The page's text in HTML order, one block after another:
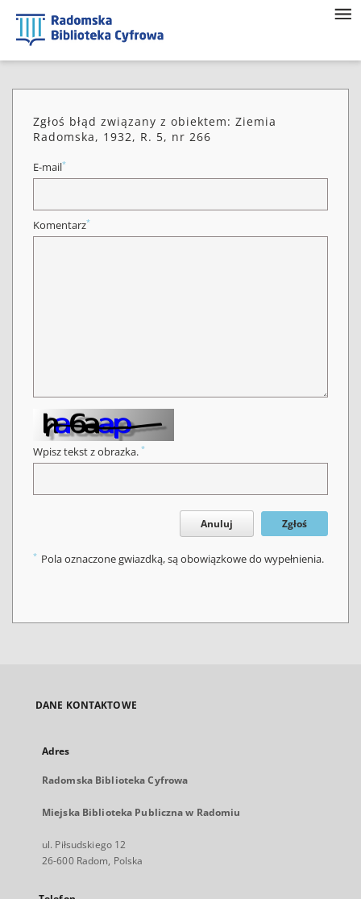
Zgłoś błąd związany z obiektem: Ziemia
Radomska, 1932, R. 5, nr 266
E-mail*
Komentarz*
Wpisz tekst z obrazka. *
Anuluj Zgłoś
* Pola oznaczone gwiazdką, są obowiązkowe do wypełnienia.
DANE KONTAKTOWE
Adres
Radomska Biblioteka Cyfrowa
Miejska Biblioteka Publiczna w Radomiu
ul. Piłsudskiego 12
26-600 Radom, Polska